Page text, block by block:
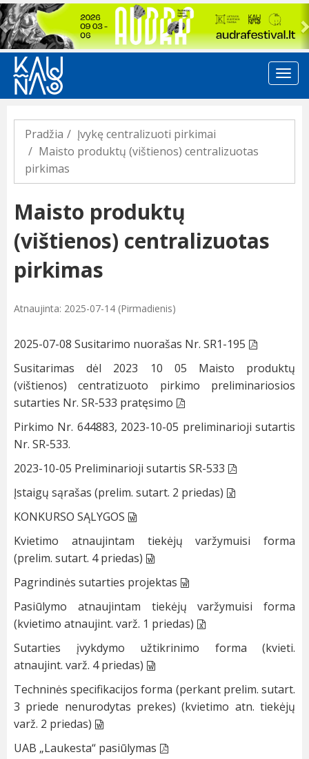
Previous
Pradžia
Įvykę centralizuoti pirkimai
Maisto produktų (vištienos) centralizuotas
pirkimas
Maisto produktų
(vištienos) centralizuotas
pirkimas
Atnaujinta: 2025-07-14 (Pirmadienis)
2025-07-08 Susitarimo nuorašas Nr. SR1-195
Susitarimas dėl 2023 10 05 Maisto produktų
(vištienos) centratizuoto pirkimo preliminariosios
sutarties Nr. SR-533 pratęsimo
Pirkimo Nr. 644883, 2023-10-05 preliminarioji sutartis
Nr. SR-533.
2023-10-05 Preliminarioji sutartis SR-533
Įstaigų sąrašas (prelim. sutart. 2 priedas)
KONKURSO SĄLYGOS
Kvietimo atnaujintam tiekėjų varžymuisi forma
(prelim. sutart. 4 priedas)
Pagrindinės sutarties projektas
Pasiūlymo atnaujintam tiekėjų varžymuisi forma
(kvietimo atnaujint. varž. 1 priedas)
Sutarties įvykdymo užtikrinimo forma (kvieti.
atnaujint. varž. 4 priedas)
Techninės specifikacijos forma (perkant prelim. sutart.
3 priede nenurodytas prekes) (kvietimo atn. tiekėjų
varž. 2 priedas)
UAB „Laukesta“ pasiūlymas